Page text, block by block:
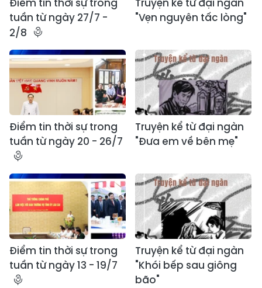
Điểm tin thời sự trong
tuần từ ngày 27/7 -
2/8
Truyện kể từ đại ngàn
"Vẹn nguyên tấc lòng"
Điểm tin thời sự trong
tuần từ ngày 20 - 26/7
Truyện kể từ đại ngàn
"Đưa em về bên mẹ"
Điểm tin thời sự trong
tuần từ ngày 13 - 19/7
Truyện kể từ đại ngàn
"Khói bếp sau giông
bão"